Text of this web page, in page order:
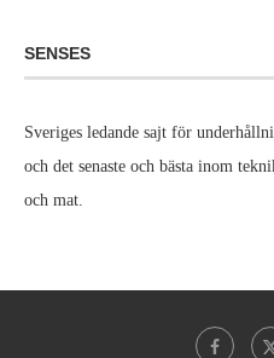
SENSES
Sveriges ledande sajt för
och det senaste och bästa inom
och mat.